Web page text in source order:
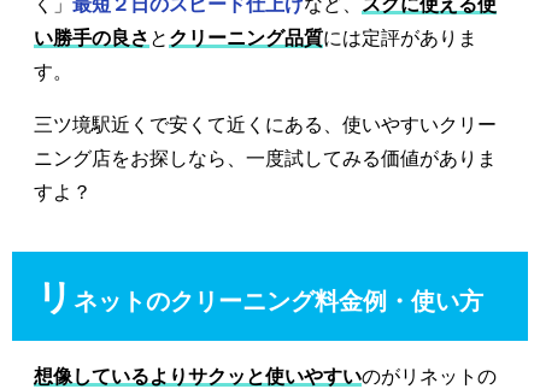
く」 最短２日のスピード仕上げなど、
スグに使える使
い勝手の良さ と クリーニング品質には定評がありま
す。
三ツ境駅近くで安くて近くにある、使いやすいクリー
ニング店をお探しなら、一度試してみる価値がありま
すよ？
リ ネットのクリーニング料金例・使い方
想像しているよりサクッと使いやすいのがリネットの